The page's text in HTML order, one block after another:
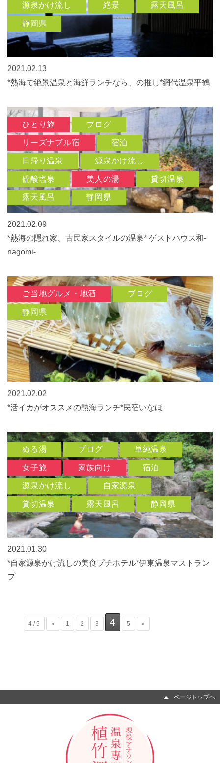
源泉かけ流し 絶景 露天風呂
静岡県
2021.02.13
*熱海で絶景温泉と海鮮ランチなら、の推し*網代温泉平鶴
ひとり旅 ブログ
リーズナブル宿 宿泊
日帰り温泉 源泉かけ流し
硫酸塩泉 美人の湯 貸切温泉
露天風呂 静岡県
2021.02.09
*熱海の隠れ家、古民家スタイルの温泉* ゲストハウス和-
nagomi-
ご当地グルメ・地酒 ブログ
静岡県
2021.02.02
*活イカがオススメの熱海ランチ*民宿いなほ
ぬる湯 ブログ 単純温泉
女子旅 家族向け 宿泊
源泉かけ流し 自家源泉
貸切温泉 露天風呂 静岡県
2021.01.30
*自家源泉かけ流しの美食プチホテル*伊東温泉マストラン
プ
4 / 5 « 1 2 3 4 5 »
ページトップヘ